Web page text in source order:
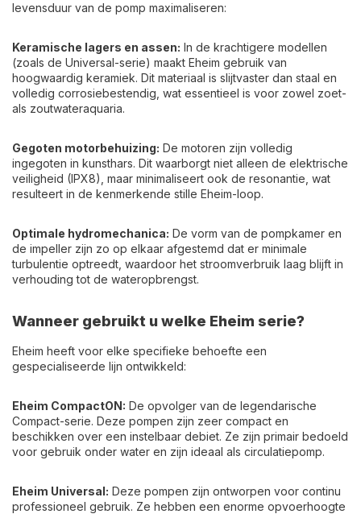
levensduur van de pomp maximaliseren:
Keramische lagers en assen: In de krachtigere modellen
(zoals de Universal-serie) maakt Eheim gebruik van
hoogwaardig keramiek. Dit materiaal is slijtvaster dan staal en
volledig corrosiebestendig, wat essentieel is voor zowel zoet-
als zoutwateraquaria.
Gegoten motorbehuizing: De motoren zijn volledig
ingegoten in kunsthars. Dit waarborgt niet alleen de elektrische
veiligheid (IPX8), maar minimaliseert ook de resonantie, wat
resulteert in de kenmerkende stille Eheim-loop.
Optimale hydromechanica: De vorm van de pompkamer en
de impeller zijn zo op elkaar afgestemd dat er minimale
turbulentie optreedt, waardoor het stroomverbruik laag blijft in
verhouding tot de wateropbrengst.
Wanneer gebruikt u welke Eheim serie?
Eheim heeft voor elke specifieke behoefte een
gespecialiseerde lijn ontwikkeld:
Eheim CompactON: De opvolger van de legendarische
Compact-serie. Deze pompen zijn zeer compact en
beschikken over een instelbaar debiet. Ze zijn primair bedoeld
voor gebruik onder water en zijn ideaal als circulatiepomp.
Eheim Universal: Deze pompen zijn ontworpen voor continu
professioneel gebruik. Ze hebben een enorme opvoerhoogte